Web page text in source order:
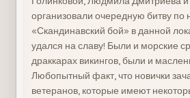
организовали очередную битву по
«Скандинавский бой» в данной
удался на славу! Были и морские
драккарах викингов, были и
Любопытный факт, что новички
ветеранов, которые имеют